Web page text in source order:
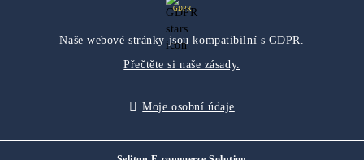
GDPR
Naše webové stránky jsou kompatibilní s GDPR.
Přečtěte si naše zásady.
Moje osobní údaje